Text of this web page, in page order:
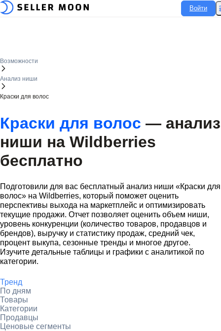
Войти
Войти
Возможности
Анализ ниши
Краски для волос
Краски для волос — анализ
ниши на Wildberries
бесплатно
Подготовили для вас бесплатный анализ ниши «Краски для
волос» на Wildberries, который поможет оценить
перспективы выхода на маркетплейс и оптимизировать
текущие продажи. Отчет позволяет оценить объем ниши,
уровень конкуренции (количество товаров, продавцов и
брендов), выручку и статистику продаж, средний чек,
процент выкупа, сезонные тренды и многое другое.
Изучите детальные таблицы и графики с аналитикой по
категории.
Тренд
По дням
Товары
Категории
Продавцы
Ценовые сегменты